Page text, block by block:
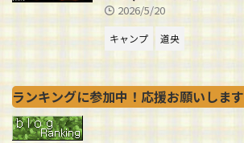
2026/5/20
キャンプ 道央
ランキングに参加中！応援お願いします